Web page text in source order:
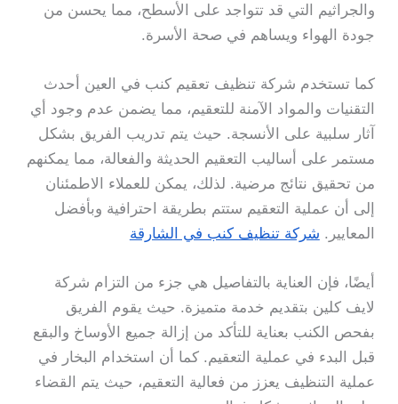
والجراثيم التي قد تتواجد على الأسطح، مما يحسن من
جودة الهواء ويساهم في صحة الأسرة.
كما تستخدم شركة تنظيف تعقيم كنب في العين أحدث
التقنيات والمواد الآمنة للتعقيم، مما يضمن عدم وجود أي
آثار سلبية على الأنسجة. حيث يتم تدريب الفريق بشكل
مستمر على أساليب التعقيم الحديثة والفعالة، مما يمكنهم
من تحقيق نتائج مرضية. لذلك، يمكن للعملاء الاطمئنان
إلى أن عملية التعقيم ستتم بطريقة احترافية وبأفضل
المعايير. شركة تنظيف كنب في الشارقة
أيضًا، فإن العناية بالتفاصيل هي جزء من التزام شركة
لايف كلين بتقديم خدمة متميزة. حيث يقوم الفريق
بفحص الكنب بعناية للتأكد من إزالة جميع الأوساخ والبقع
قبل البدء في عملية التعقيم. كما أن استخدام البخار في
عملية التنظيف يعزز من فعالية التعقيم، حيث يتم القضاء